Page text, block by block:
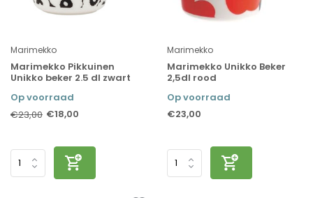
Marimekko
Marimekko Pikkuinen
Unikko beker 2.5 dl zwart
Op voorraad
€23,00 €18,00
Marimekko
Marimekko Unikko Beker
2,5dl rood
Op voorraad
€23,00